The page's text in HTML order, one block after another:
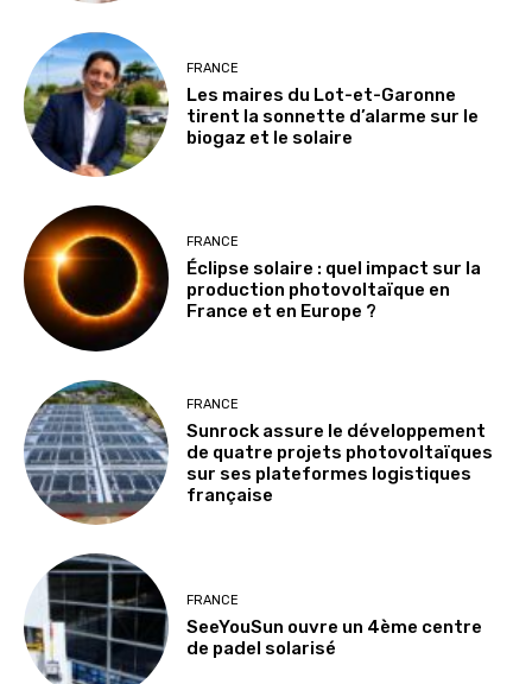
FRANCE
Les maires du Lot-et-Garonne
tirent la sonnette d’alarme sur le
biogaz et le solaire
FRANCE
Éclipse solaire : quel impact sur la
production photovoltaïque en
France et en Europe ?
FRANCE
Sunrock assure le développement
de quatre projets photovoltaïques
sur ses plateformes logistiques
française
FRANCE
SeeYouSun ouvre un 4ème centre
de padel solarisé